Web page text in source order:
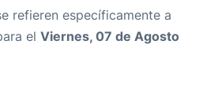
refieren específicamente a
el Viernes, 07 de Agosto